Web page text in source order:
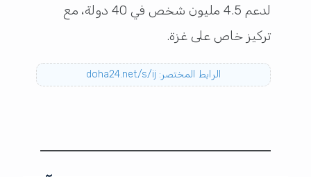
لدعم 4.5 مليون شخص في 40 دولة، مع
تركيز خاص على غزة.
الرابط المختصر: doha24.net/s/ij